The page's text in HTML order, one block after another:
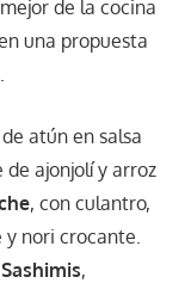
de la cocina
una propuesta
atún en salsa
ajonjolí y arroz
, con culantro,
nori crocante.
Sashimis,